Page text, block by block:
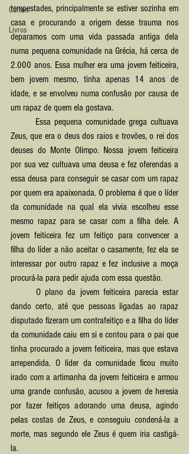
Cursos
Livros
tempestades, principalmente se estiver sozinha em
casa e procurando a origem desse trauma nos
deparamos com uma vida passada antiga dela
numa pequena comunidade na Grécia, há cerca de
2.000 anos. Essa mulher era uma jovem feiticeira,
bem jovem mesmo, tinha apenas 14 anos de
idade, e se envolveu numa confusão por causa de
um rapaz de quem ela gostava.
Zeus, que era o deus dos raios e trovões, o rei dos
deuses do Monte Olimpo. Nossa jovem feiticeira
por sua vez cultuava uma deusa e fez oferendas a
essa deusa para conseguir se casar com um rapaz
por quem era apaixonada. O problema é que o líder
da comunidade na qual ela vivia escolheu esse
mesmo rapaz para se casar com a filha dele. A
jovem feiticeira fez um feitiço para convencer a
filha do líder a não aceitar o casamente, fez ela se
interessar por outro rapaz e fez inclusive a moça
procurá-la para pedir ajuda com essa questão.
	O plano da jovem feiticeira parecia estar
dando certo, até que pessoas ligadas ao rapaz
disputado fizeram um contrafeitiço e a filha do líder
da comunidade caiu em si e contou para o pai que
tinha procurado a jovem feiticeira, mas que estava
arrependida. O líder da comunidade ficou muito
irado com a artimanha da jovem feiticeira e armou
uma grande confusão, acusou a jovem de heresia
por fazer feitiços adorando uma deusa, agindo
pelas costas de Zeus, e conseguiu condená-la a
morte, mas segundo ele Zeus é quem iria castigá-
la.